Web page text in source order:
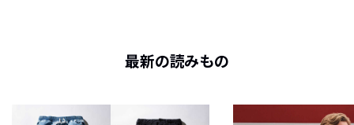
最新の読みもの